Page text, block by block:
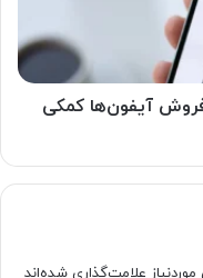
فروش آیفون‌ها کمکی